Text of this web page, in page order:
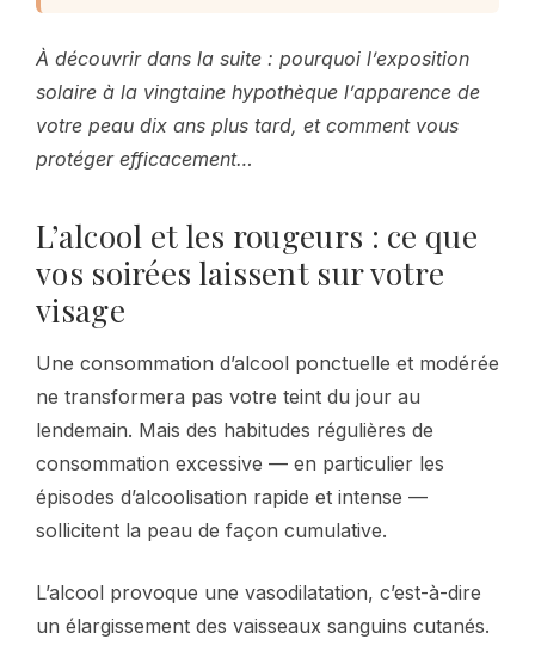
À découvrir dans la suite : pourquoi l’exposition
solaire à la vingtaine hypothèque l’apparence de
votre peau dix ans plus tard, et comment vous
protéger efficacement…
L’alcool et les rougeurs : ce que
vos soirées laissent sur votre
visage
Une consommation d’alcool ponctuelle et modérée
ne transformera pas votre teint du jour au
lendemain. Mais des habitudes régulières de
consommation excessive — en particulier les
épisodes d’alcoolisation rapide et intense —
sollicitent la peau de façon cumulative.
L’alcool provoque une vasodilatation, c’est-à-dire
un élargissement des vaisseaux sanguins cutanés.